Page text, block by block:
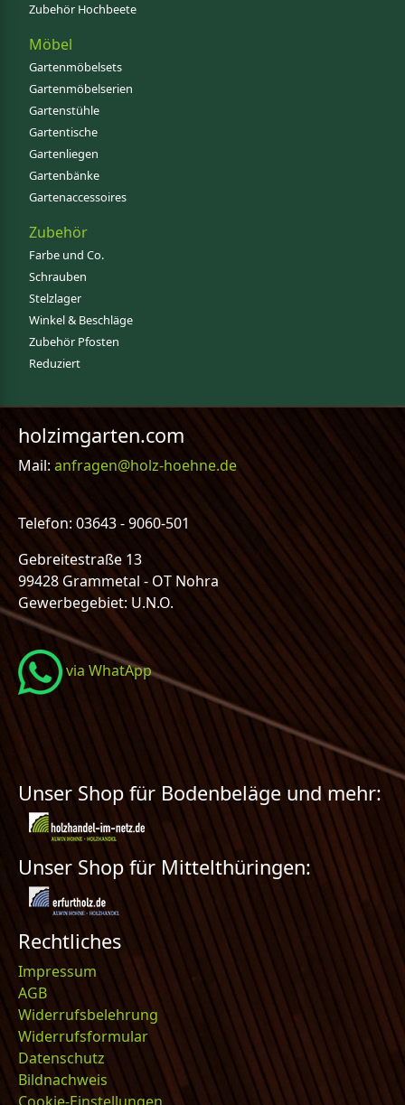
Zubehör Hochbeete
Möbel
Gartenmöbelsets
Gartenmöbelserien
Gartenstühle
Gartentische
Gartenliegen
Gartenbänke
Gartenaccessoires
Zubehör
Farbe und Co.
Schrauben
Stelzlager
Winkel & Beschläge
Zubehör Pfosten
Reduziert
holzimgarten.com
Mail:anfragen@holz-hoehne.de
Telefon: 03643 - 9060-501
Gebreitestraße 13
99428 Grammetal - OT Nohra
Gewerbegebiet: U.N.O.
via WhatApp
Unser Shop für Bodenbeläge und mehr:
Unser Shop für Mittelthüringen:
Rechtliches
Impressum
AGB
Widerrufsbelehrung
Widerrufsformular
Datenschutz
Bildnachweis